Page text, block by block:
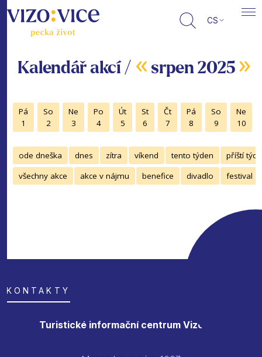
CS
Kalendář akcí / « srpen 2025 »
Pá
1
So
2
Ne
3
Po
4
Út
5
St
6
Čt
7
Pá
8
So
9
Ne
10
ode dneška dnes zítra víkend tento týden
příští
všechny akce
akce v nájmu benefice divadlo festival
KONTAKTY
Turistické informační centrum Vizovice